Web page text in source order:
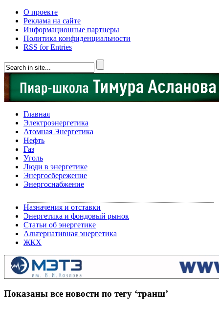
О проекте
Реклама на сайте
Информационные партнеры
Политика конфиденциальности
RSS for Entries
Главная
Электроэнергетика
Атомная Энергетика
Нефть
Газ
Уголь
Люди в энергетике
Энергосбережение
Энергоснабжение
Назначения и отставки
Энергетика и фондовый рынок
Статьи об энергетике
Альтернативная энергетика
ЖКХ
Показаны все новости по тегу ‘транш’